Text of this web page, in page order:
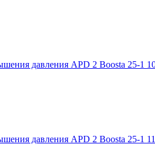
давления APD 2 Boosta 25-1
давления APD 2 Boosta 25-1 11